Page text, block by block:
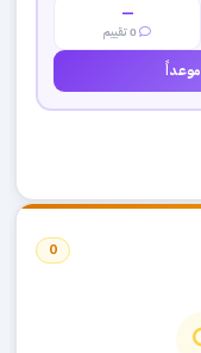
—
0